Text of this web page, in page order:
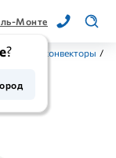
Монте
? конвекторы /